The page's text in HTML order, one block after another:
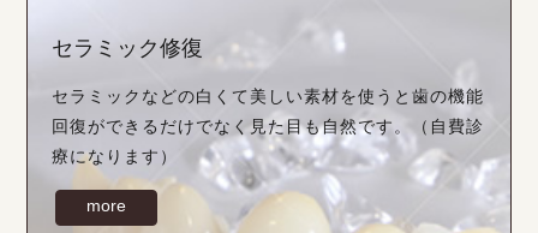
セラミック修復
セラミックなどの白くて美しい素材を使うと歯の機能
回復ができるだけでなく見た目も自然です。（自費診
療になります）
more